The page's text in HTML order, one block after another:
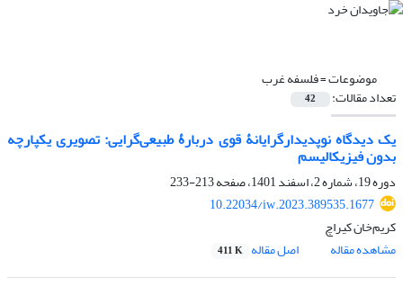
موضوعات =فلسفه غرب
تعداد مقالات: 42
یک دیدگاه نوپدیدارگرایانۀ قوی دربارۀ طبیعی‌گرایی: تصویری یکپارچه
بدون فیزیکالیسم
دوره 19، شماره 2، اسفند 1401، صفحه
213-233
10.22034/iw.2023.389535.1677
کریم‌خان کیراچ
مشاهده مقاله
اصل مقاله 411 K